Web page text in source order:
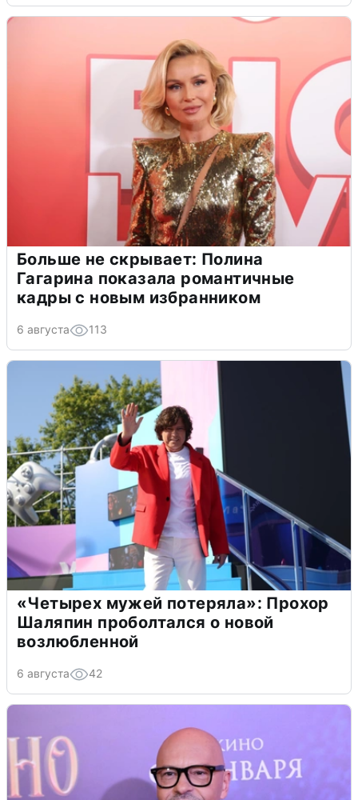
Больше не скрывает: Полина
Гагарина показала романтичные
кадры с новым избранником
6 августа 113
«Четырех мужей потеряла»: Прохор
Шаляпин проболтался о новой
возлюбленной
6 августа 42